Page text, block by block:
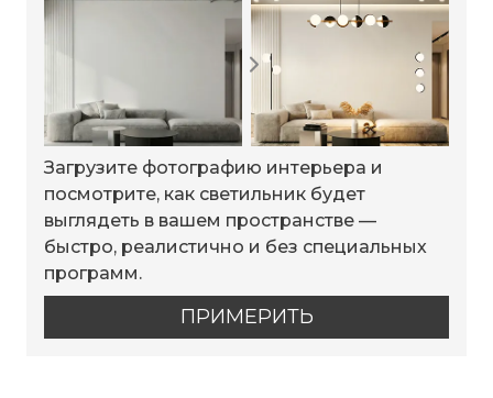
Загрузите фотографию интерьера и
посмотрите, как светильник будет
выглядеть в вашем пространстве —
быстро, реалистично и без специальных
программ.
ПРИМЕРИТЬ